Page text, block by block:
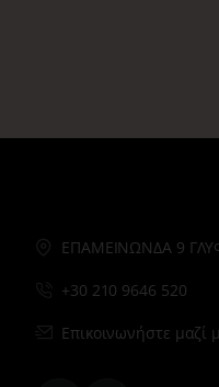
ΕΠΑΜΕΙΝΩΝΔΑ 9
+30 210 9646 520
Επικοινωνήστε μαζί